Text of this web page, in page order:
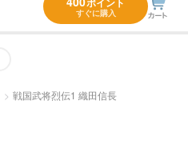
すぐに購入
戦国武将烈伝1 織田信長